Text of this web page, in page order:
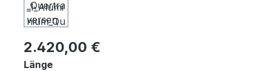
Regulärer Preis:
2.420,00 €
Längeauswählen